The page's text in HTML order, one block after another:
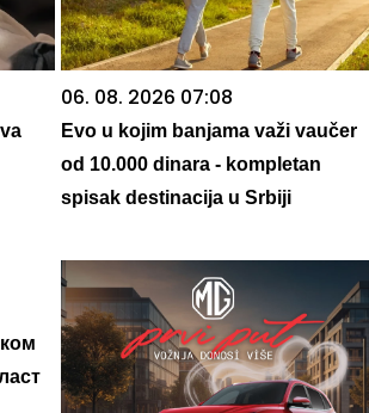
06. 08. 2026 07:08
Evo u kojim banjama važi vaučer
od 10.000 dinara - kompletan
spisak destinacija u Srbiji